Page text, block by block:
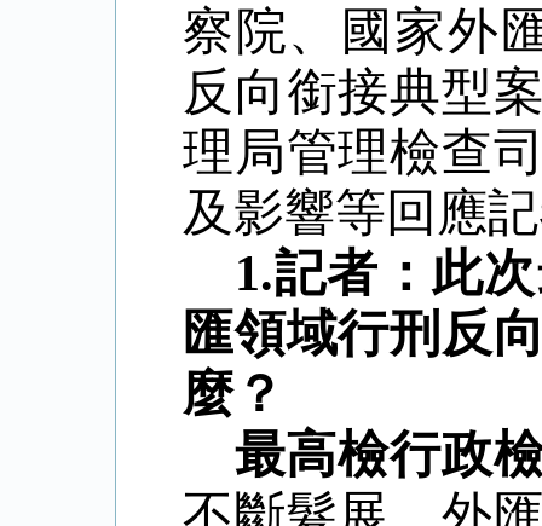
察院、國家外
反向銜接典型
理局管理檢查
及影響等回應
1.記者：此
匯領域行刑反
麼？
最高檢行政